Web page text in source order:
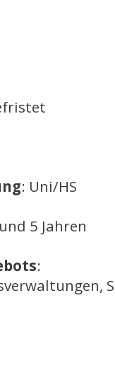
: Uni/HS
5 Jahren
: